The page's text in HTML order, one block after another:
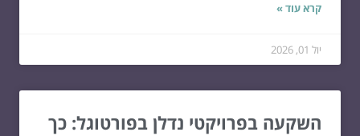
קרא עוד »
יול 01, 2026
השקעה בפרויקטי נדלן בפורטוגל: כך